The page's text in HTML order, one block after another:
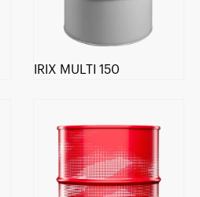
IRIX MULTI 150